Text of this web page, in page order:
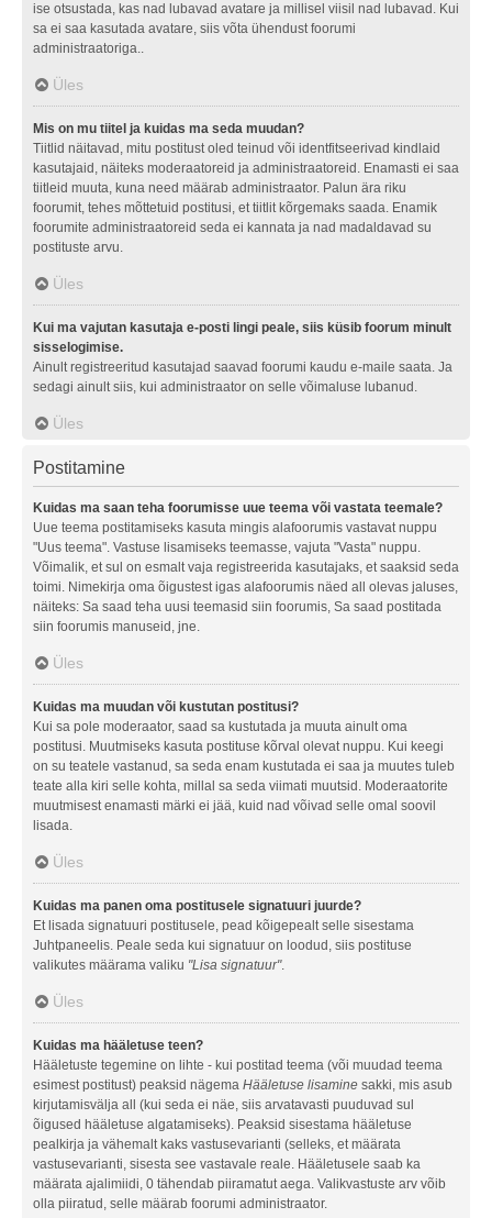
ise otsustada, kas nad lubavad avatare ja millisel viisil nad lubavad. Kui
sa ei saa kasutada avatare, siis võta ühendust foorumi
administraatoriga..
Üles
Mis on mu tiitel ja kuidas ma seda muudan?
Tiitlid näitavad, mitu postitust oled teinud või identfitseerivad kindlaid
kasutajaid, näiteks moderaatoreid ja administraatoreid. Enamasti ei saa
tiitleid muuta, kuna need määrab administraator. Palun ära riku
foorumit, tehes mõttetuid postitusi, et tiitlit kõrgemaks saada. Enamik
foorumite administraatoreid seda ei kannata ja nad madaldavad su
postituste arvu.
Üles
Kui ma vajutan kasutaja e-posti lingi peale, siis küsib foorum minult
sisselogimise.
Ainult registreeritud kasutajad saavad foorumi kaudu e-maile saata. Ja
sedagi ainult siis, kui administraator on selle võimaluse lubanud.
Üles
Postitamine
Kuidas ma saan teha foorumisse uue teema või vastata teemale?
Uue teema postitamiseks kasuta mingis alafoorumis vastavat nuppu
"Uus teema". Vastuse lisamiseks teemasse, vajuta "Vasta" nuppu.
Võimalik, et sul on esmalt vaja registreerida kasutajaks, et saaksid seda
toimi. Nimekirja oma õigustest igas alafoorumis näed all olevas jaluses,
näiteks: Sa saad teha uusi teemasid siin foorumis, Sa saad postitada
siin foorumis manuseid, jne.
Üles
Kuidas ma muudan või kustutan postitusi?
Kui sa pole moderaator, saad sa kustutada ja muuta ainult oma
postitusi. Muutmiseks kasuta postituse kõrval olevat nuppu. Kui keegi
on su teatele vastanud, sa seda enam kustutada ei saa ja muutes tuleb
teate alla kiri selle kohta, millal sa seda viimati muutsid. Moderaatorite
muutmisest enamasti märki ei jää, kuid nad võivad selle omal soovil
lisada.
Üles
Kuidas ma panen oma postitusele signatuuri juurde?
Et lisada signatuuri postitusele, pead kõigepealt selle sisestama
Juhtpaneelis. Peale seda kui signatuur on loodud, siis postituse
valikutes määrama valiku "Lisa signatuur".
Üles
Kuidas ma hääletuse teen?
Hääletuste tegemine on lihte - kui postitad teema (või muudad teema
esimest postitust) peaksid nägema Hääletuse lisamine sakki, mis asub
kirjutamisvälja all (kui seda ei näe, siis arvatavasti puuduvad sul
õigused hääletuse algatamiseks). Peaksid sisestama hääletuse
pealkirja ja vähemalt kaks vastusevarianti (selleks, et määrata
vastusevarianti, sisesta see vastavale reale. Hääletusele saab ka
määrata ajalimiidi, 0 tähendab piiramatut aega. Valikvastuste arv võib
olla piiratud, selle määrab foorumi administraator.